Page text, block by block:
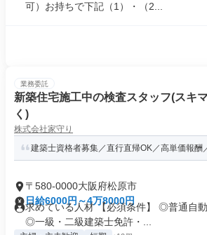
可）お持ちで下記（1）・（2...
業務委託
新築住宅施工中の検査スタッフ(スキ
く)
株式会社家守り
建築士資格者募集／直行直帰OK／高単価報
〒580-0000大阪府松原市
日給6000円～4万8000円
求めている人材 【必須条件】 ◎普通自
◎一級・二級建築士免許・...